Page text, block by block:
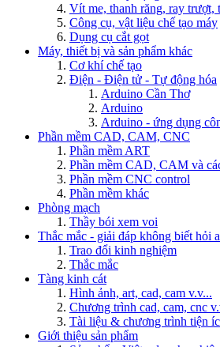
Vít me, thanh răng, ray
Công cụ, vật liệu chế tạo máy
Dụng cụ cắt gọt
Máy, thiết bị và sản phẩm khác
Cơ khí chế tạo
Điện - Điện tử - Tự động hóa
Arduino Cần Thơ
Arduino
Arduino - ứng dụng
Phần mềm CAD, CAM, CNC
Phần mềm ART
Phần mềm CAD, CAM và
Phần mềm CNC control
Phần mềm khác
Phòng mạch
Thầy bói xem voi
Thắc mắc - giải đáp không biết hỏi
Trao đổi kinh nghiệm
Thắc mắc
Tàng kinh cát
Hình ảnh, art, cad, cam v.v...
Chương trình cad, cam, cnc
Tài liệu & chương trình tiện
Giới thiệu sản phẩm